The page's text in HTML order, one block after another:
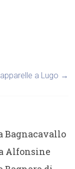
a Lugo →
Bagnacavallo
Alfonsine